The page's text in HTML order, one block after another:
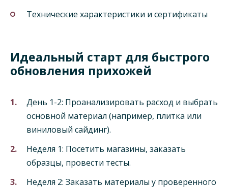
Технические характеристики и сертификаты
Идеальный старт для быстрого
обновления прихожей
День 1-2: Проанализировать расход и выбрать
основной материал (например, плитка или
виниловый сайдинг).
Неделя 1: Посетить магазины, заказать
образцы, провести тесты.
Неделя 2: Заказать материалы у проверенного